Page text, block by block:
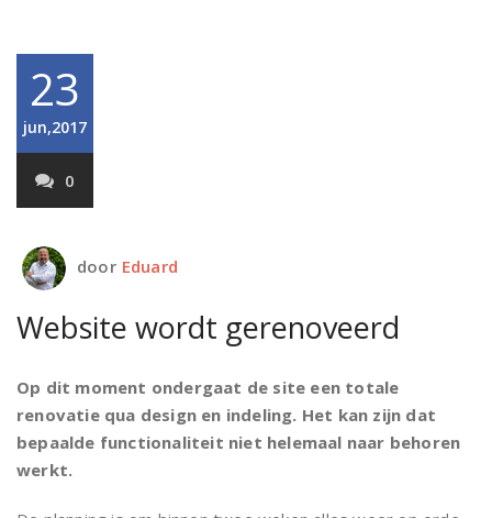
23
jun,2017
0
door Eduard
Website wordt gerenoveerd
Op dit moment ondergaat de site een totale
renovatie qua design en indeling. Het kan zijn dat
bepaalde functionaliteit niet helemaal naar behoren
werkt.